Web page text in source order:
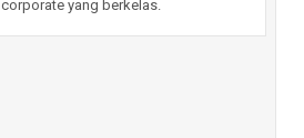
corporate yang berkelas.